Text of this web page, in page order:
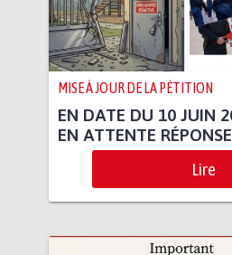
MISE À JOUR DE LA PÉTITION
EN DATE DU 10 JUIN
EN ATTENTE
Lire